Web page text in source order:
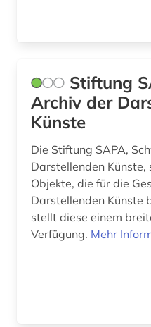
Stiftung
Archiv der
Künste
Die Stiftung SAPA,
Darstellenden
Objekte, die für die
Darstellenden Künste
stellt diese einem
Verfügung. Mehr